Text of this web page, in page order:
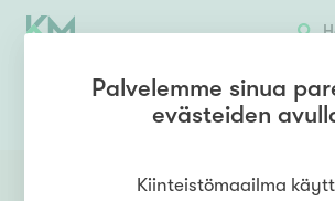
0409618118 OTA
Palvelemme sinua
evästeiden
Kiinteistömaailma